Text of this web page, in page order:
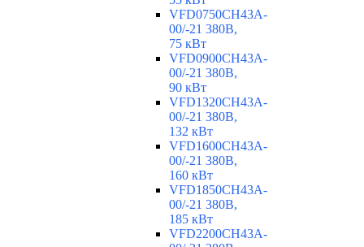
VFD0750CH43A-
00/-21 380В,
75 кВт
VFD0900CH43A-
00/-21 380В,
90 кВт
VFD1320CH43A-
00/-21 380В,
132 кВт
VFD1600CH43A-
00/-21 380В,
160 кВт
VFD1850CH43A-
00/-21 380В,
185 кВт
VFD2200CH43A-